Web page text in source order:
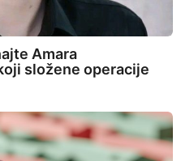
Amara
složene operacije